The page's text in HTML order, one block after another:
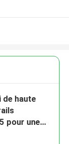
de haute
pour une